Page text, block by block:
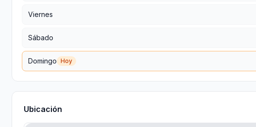
Viernes
Sábado
Domingo Hoy
Ubicación